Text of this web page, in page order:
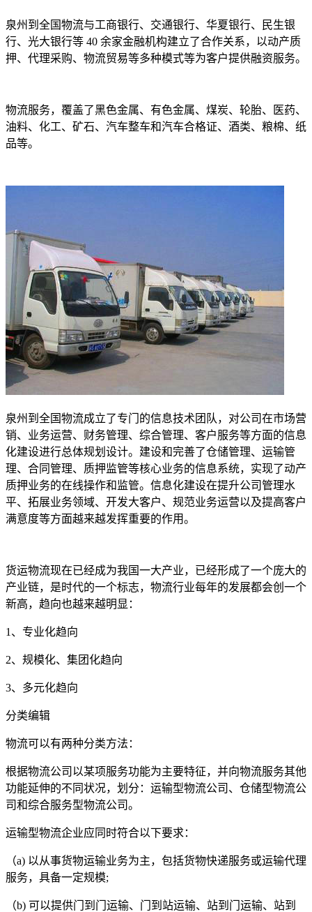
泉州到全国物流与工商银行、交通银行、华夏银行、民生银
行、光大银行等 40 余家金融机构建立了合作关系，以动产质
押、代理采购、物流贸易等多种模式等为客户提供融资服务。
物流服务，覆盖了黑色金属、有色金属、煤炭、轮胎、医药、
油料、化工、矿石、汽车整车和汽车合格证、酒类、粮棉、纸
品等。
泉州到全国物流成立了专门的信息技术团队，对公司在市场营
销、业务运营、财务管理、综合管理、客户服务等方面的信息
化建设进行总体规划设计。建设和完善了仓储管理、运输管
理、合同管理、质押监管等核心业务的信息系统，实现了动产
质押业务的在线操作和监管。信息化建设在提升公司管理水
平、拓展业务领域、开发大客户、规范业务运营以及提高客户
满意度等方面越来越发挥重要的作用。
货运物流现在已经成为我国一大产业，已经形成了一个庞大的
产业链，是时代的一个标志，物流行业每年的发展都会创一个
新高，趋向也越来越明显：
1 、专业化趋向
2、规模化、集团化趋向
3、多元化趋向
分类编辑
物流可以有两种分类方法：
根据物流公司以某项服务功能为主要特征，并向物流服务其他
功能延伸的不同状况，划分：运输型物流公司、仓储型物流公
司和综合服务型物流公司。
运输型物流企业应同时符合以下要求：
（a) 以从事货物运输业务为主，包括货物快递服务或运输代理
服务，具备一定规模;
（b) 可以提供门到门运输、门到站运输、站到门运输、站到